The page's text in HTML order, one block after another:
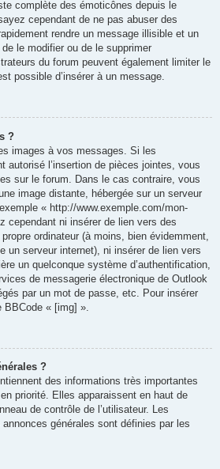
complète des émoticônes depuis le
cependant de ne pas abuser des
rendre un message illisible et un
le modifier ou de le supprimer
du forum peuvent également limiter le
possible d’insérer à un message.
?
images à vos messages. Si les
autorisé l’insertion de pièces jointes, vous
sur le forum. Dans le cas contraire, vous
image distante, hébergée sur un serveur
« http://www.exemple.com/mon-
cependant ni insérer de lien vers des
ordinateur (à moins, bien évidemment,
un serveur internet), ni insérer de lien vers
un quelconque système d’authentification,
de messagerie électronique de Outlook
par un mot de passe, etc. Pour insérer
« [img] ».
?
des informations très importantes
priorité. Elles apparaissent en haut de
de contrôle de l’utilisateur. Les
générales sont définies par les